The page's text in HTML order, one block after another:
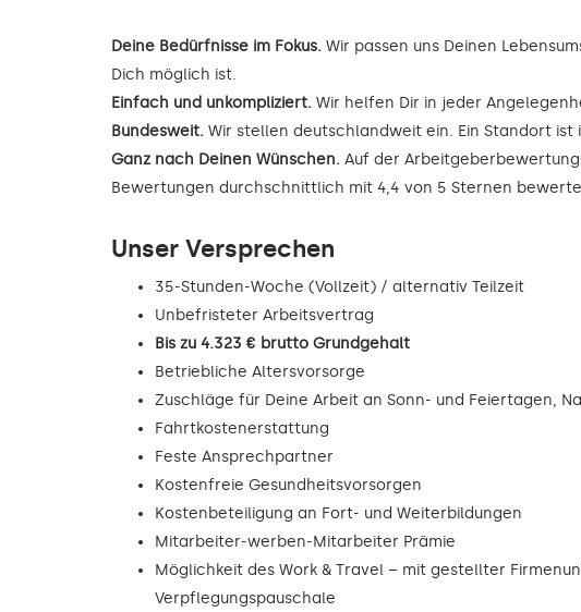
Deine Bedürfnisse im Fokus. Wir passen uns Deinen
Dich möglich ist.
Einfach und unkompliziert. Wir helfen Dir in jeder
Bundesweit. Wir stellen deutschlandweit ein. Ein Standort ist
Ganz nach Deinen Wünschen. Auf der
Bewertungen durchschnittlich mit 4,4 von 5 Sternen
Unser Versprechen
35-Stunden-Woche (Vollzeit) / alternativ Teilzeit
Unbefristeter Arbeitsvertrag
Bis zu 4.323 € brutto Grundgehalt
Betriebliche Altersvorsorge
Zuschläge für Deine Arbeit an Sonn- und Feiertagen,
Fahrtkostenerstattung
Feste Ansprechpartner
Kostenfreie Gesundheitsvorsorgen
Kostenbeteiligung an Fort- und Weiterbildungen
Mitarbeiter-werben-Mitarbeiter Prämie
Möglichkeit des Work & Travel – mit gestellter
Verpflegungspauschale